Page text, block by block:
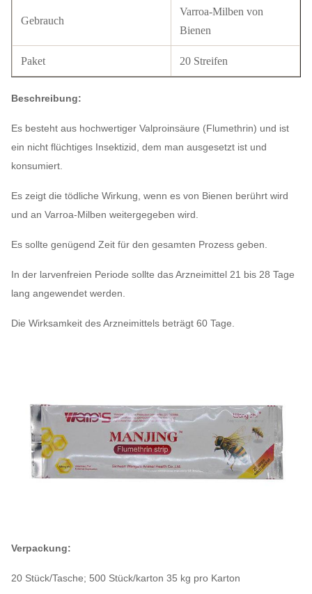
Gebrauch
Varroa-Milben von
Bienen
Paket 20 Streifen
Beschreibung:
Es besteht aus hochwertiger Valproinsäure (Flumethrin) und ist
ein nicht flüchtiges Insektizid, dem man ausgesetzt ist und
konsumiert.
Es zeigt die tödliche Wirkung, wenn es von Bienen berührt wird
und an Varroa-Milben weitergegeben wird.
Es sollte genügend Zeit für den gesamten Prozess geben.
In der larvenfreien Periode sollte das Arzneimittel 21 bis 28 Tage
lang angewendet werden.
Die Wirksamkeit des Arzneimittels beträgt 60 Tage.
Verpackung:
20 Stück/Tasche; 500 Stück/karton 35 kg pro Karton